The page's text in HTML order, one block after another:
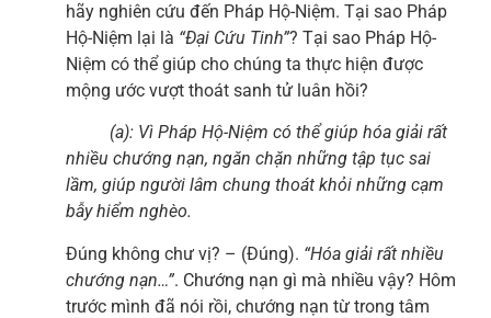
hãy nghiên cứu đến Pháp Hộ-Niệm. Tại sao Pháp
Hộ-Niệm lại là “Đại Cứu Tinh”? Tại sao Pháp Hộ-
Niệm có thể giúp cho chúng ta thực hiện được
mộng ước vượt thoát sanh tử luân hồi?
(a): Vì Pháp Hộ-Niệm có thể giúp hóa giải rất
nhiều chướng nạn, ngăn chặn những tập tục sai
lầm, giúp người lâm chung thoát khỏi những cạm
bẫy hiểm nghèo.
Đúng không chư vị? – (Đúng). “Hóa giải rất nhiều
chướng nạn…”. Chướng nạn gì mà nhiều vậy? Hôm
trước mình đã nói rồi, chướng nạn từ trong tâm